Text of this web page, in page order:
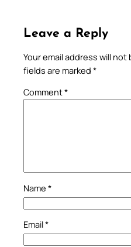
Leave a Reply
Your email address will
fields are marked *
Comment*
Name *
Email*